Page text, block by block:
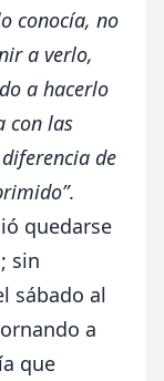
conocía, no
a verlo,
a hacerlo
con las
de
.
quedarse
; sin
sábado al
a
que